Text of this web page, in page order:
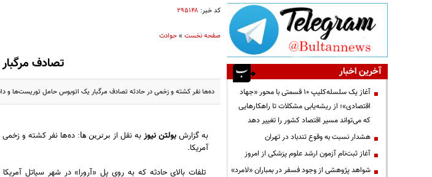
کد خبر: ۲۹۵۱۴۸
صفحه نخست»حوادث
تصادف
ده‌ها نفر کشته و زخمی در حادثه تصادف مرگبار یک اتوبوس حامل توریست‌ها و
به گزارشبولتن نیوزبه نقل از برترین ها: ده‌ها نفر کشته و
آمریکا.
تلفات بالای حادثه که به روی پل «آرورا» در شهر سیاتل
آخرین اخبار
آغاز یک سلسله‌کلیپ ۱۰ قسمتی با محور «جهاد
اقتصادی»؛ از ریشه‌یابی مشکلات تا راهکارهایی
که می‌تواند مسیر اقتصاد کشور را تغییر دهد
هشدار نسبت به وقوع تندباد در تهران
آغاز ثبت‌نام آزمون ارشد علوم پزشکی از امروز
شواهد پژوهشی از وجود فسفر در بمباران «لامرد»